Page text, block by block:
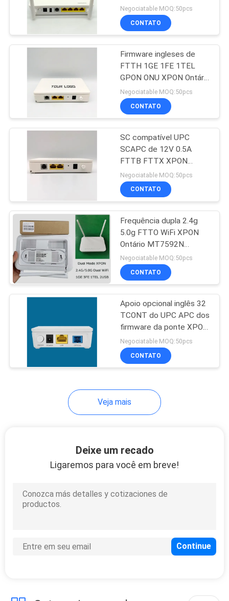
ZTE GPON ONU
NOKIA GPON ONU
Caixa terminal da
fibra ótica
Divisor da fibra ótica
conector
XPON Ontário 1GE 3FE
1TEL FTTH
Negociatable MOQ:50pcs
CONTATO
Firmware ingleses de
FTTH 1GE 1FE 1TEL
GPON ONU XPON Ontário
HK321 para OLT ZTE
Nokia
Negociatable MOQ:50pcs
CONTATO
SC compatível UPC
SCAPC de 12V 0.5A
FTTB FTTX XPON
Ontário HUAWEI opcional
Negociatable MOQ:50pcs
CONTATO
Frequência dupla 2.4g
5.0g FTTO WiFi XPON
Ontário MT7592N
2.4GHz MT7612EN
5GHz do OEM
Negociatable MOQ:50pcs
CONTATO
Apoio opcional inglês 32
TCONT do UPC APC dos
firmware da ponte XPON
Ontário HK110 de FTTH
1GE
Negociatable MOQ:50pcs
CONTATO
Veja mais
Deixe um recado
Ligaremos para você em breve!